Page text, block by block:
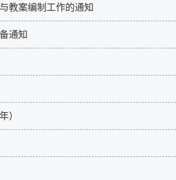
教案编制工作的通知
通知
）